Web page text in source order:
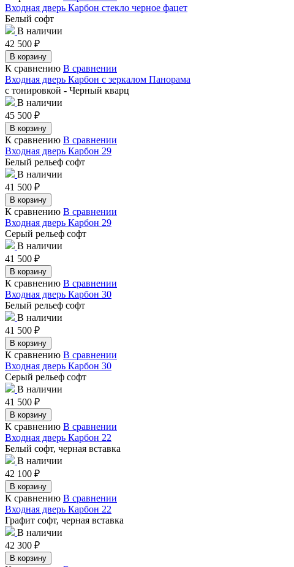
Входная дверь Карбон стекло черное фацет
Белый софт
В наличии
42 500 ₽
В корзину
К сравнению В сравнении
Входная дверь Карбон с зеркалом Панорама
с тонировкой - Черный кварц
В наличии
45 500 ₽
В корзину
К сравнению В сравнении
Входная дверь Карбон 29
Белый рельеф софт
В наличии
41 500 ₽
В корзину
К сравнению В сравнении
Входная дверь Карбон 29
Серый рельеф софт
В наличии
41 500 ₽
В корзину
К сравнению В сравнении
Входная дверь Карбон 30
Белый рельеф софт
В наличии
41 500 ₽
В корзину
К сравнению В сравнении
Входная дверь Карбон 30
Серый рельеф софт
В наличии
41 500 ₽
В корзину
К сравнению В сравнении
Входная дверь Карбон 22
Белый софт, черная вставка
В наличии
42 100 ₽
В корзину
К сравнению В сравнении
Входная дверь Карбон 22
Графит софт, черная вставка
В наличии
42 300 ₽
В корзину